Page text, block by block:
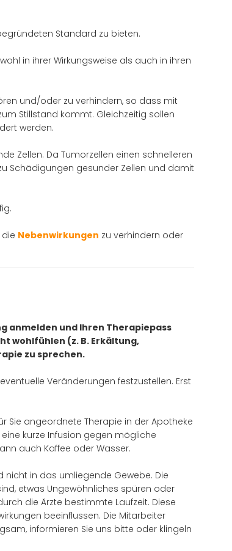
Standard zu bieten.
in ihrer Wirkungsweise als auch in ihren
und/oder zu verhindern, so dass mit
Stillstand kommt. Gleichzeitig sollen
werden.
Zellen. Da Tumorzellen einen schnelleren
Schädigungen gesunder Zellen und damit
Nebenwirkungen zu verhindern oder
anmelden und Ihren Therapiepass
wohlfühlen (z. B. Erkältung,
zu sprechen.
Veränderungen festzustellen. Erst
Sie angeordnete Therapie in der Apotheke
kurze Infusion gegen mögliche
auch Kaffee oder Wasser.
in das umliegende Gewebe. Die
etwas Ungewöhnliches spüren oder
die Ärzte bestimmte Laufzeit. Diese
beeinflussen. Die Mitarbeiter
informieren Sie uns bitte oder klingeln